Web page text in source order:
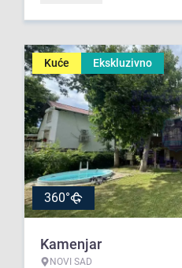
Kuće Ekskluzivno
360°
Kamenjar
NOVI SAD